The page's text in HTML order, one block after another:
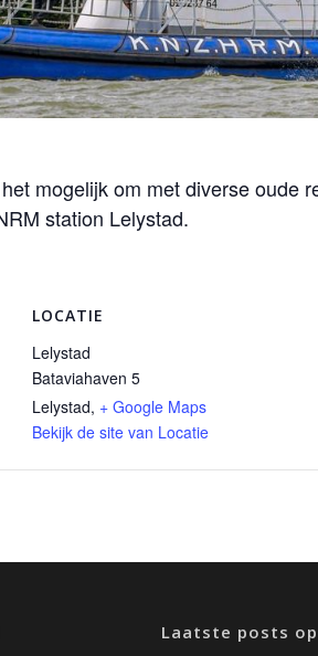
mogelijk om met diverse oude
station Lelystad.
LOCATIE
Lelystad
Bataviahaven 5
Lelystad, + Google Maps
Bekijk de site van Locatie
Laatste posts op